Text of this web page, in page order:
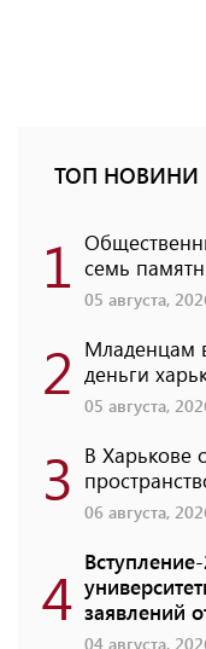
ТОП НОВИНИ
1 семь
05 августа,
2 Младенцам
деньги
05 августа,
3 В Харькове
06 августа,
4 заявлений
04 августа,